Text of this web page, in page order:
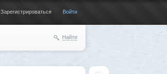
Зарегистрироваться Войти
Найти